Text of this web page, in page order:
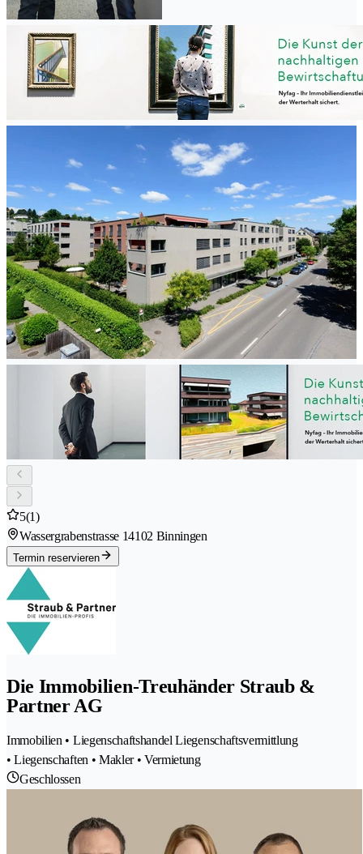
5(1)
Wassergrabenstrasse 14102 Binningen
Termin reservieren
Die Immobilien-Treuhänder Straub &
Partner AG
Immobilien • Liegenschaftshandel Liegenschaftsvermittlung
• Liegenschaften • Makler • Vermietung
Geschlossen